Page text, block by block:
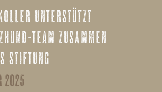
unterstützt
team zusammen
stiftung